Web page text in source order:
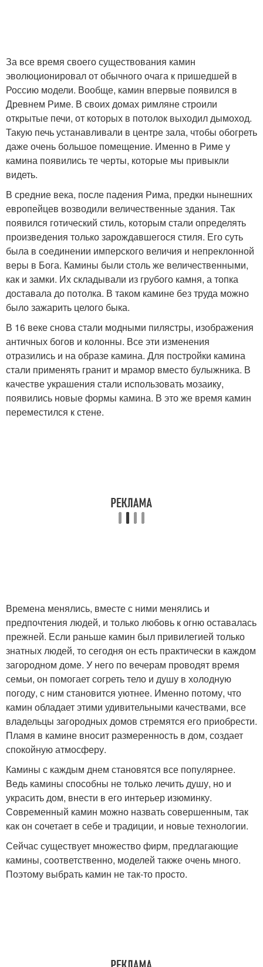
За все время своего существования камин
эволюционировал от обычного очага к пришедшей в
Россию модели. Вообще, камин впервые появился в
Древнем Риме. В своих домах римляне строили
открытые печи, от которых в потолок выходил дымоход.
Такую печь устанавливали в центре зала, чтобы обогреть
даже очень большое помещение. Именно в Риме у
камина появились те черты, которые мы привыкли
видеть.
В средние века, после падения Рима, предки нынешних
европейцев возводили величественные здания. Так
появился готический стиль, которым стали определять
произведения только зарождавшегося стиля. Его суть
была в соединении имперского величия и непреклонной
веры в Бога. Камины были столь же величественными,
как и замки. Их складывали из грубого камня, а топка
доставала до потолка. В таком камине без труда можно
было зажарить целого быка.
В 16 веке снова стали модными пилястры, изображения
античных богов и колонны. Все эти изменения
отразились и на образе камина. Для постройки камина
стали применять гранит и мрамор вместо булыжника. В
качестве украшения стали использовать мозаику,
появились новые формы камина. В это же время камин
переместился к стене.
Времена менялись, вместе с ними менялись и
предпочтения людей, и только любовь к огню оставалась
прежней. Если раньше камин был привилегией только
знатных людей, то сегодня он есть практически в каждом
загородном доме. У него по вечерам проводят время
семьи, он помогает согреть тело и душу в холодную
погоду, с ним становится уютнее. Именно потому, что
камин обладает этими удивительными качествами, все
владельцы загородных домов стремятся его приобрести.
Пламя в камине вносит размеренность в дом, создает
спокойную атмосферу.
Камины с каждым днем становятся все популярнее.
Ведь камины способны не только лечить душу, но и
украсить дом, внести в его интерьер изюминку.
Современный камин можно назвать совершенным, так
как он сочетает в себе и традиции, и новые технологии.
Сейчас существует множество фирм, предлагающие
камины, соответственно, моделей также очень много.
Поэтому выбрать камин не так-то просто.